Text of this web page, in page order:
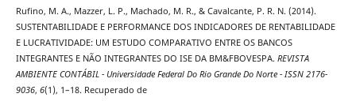
Rufino, M. A., Mazzer, L. P., Machado, M. R., & Cavalcante, P. R. N. (2014).
SUSTENTABILIDADE E PERFORMANCE DOS INDICADORES DE RENTABILIDADE
E LUCRATIVIDADE: UM ESTUDO COMPARATIVO ENTRE OS BANCOS
INTEGRANTES E NÃO INTEGRANTES DO ISE DA BM&FBOVESPA. REVISTA
AMBIENTE CONTÁBIL - Universidade Federal Do Rio Grande Do Norte - ISSN 2176-
9036, 6(1), 1–18. Recuperado de